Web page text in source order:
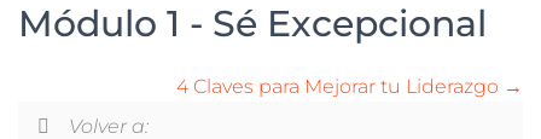
Módulo 1 - Sé Excepcional
4 Claves para Mejorar tu Liderazgo
Volver a: